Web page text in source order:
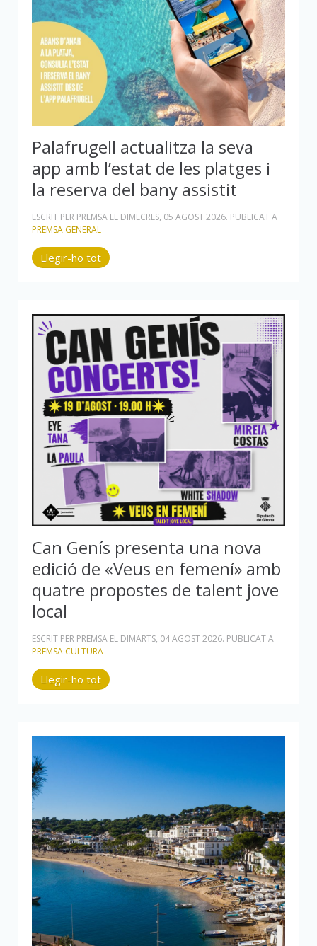
Palafrugell actualitza la seva
app amb l’estat de les platges i
la reserva del bany assistit
ESCRIT PER PREMSA EL DIMECRES, 05 AGOST 2026. PUBLICAT A
PREMSA GENERAL
Llegir-ho tot
Can Genís presenta una nova
edició de «Veus en femení» amb
quatre propostes de talent jove
local
ESCRIT PER PREMSA EL DIMARTS, 04 AGOST 2026. PUBLICAT A
PREMSA CULTURA
Llegir-ho tot